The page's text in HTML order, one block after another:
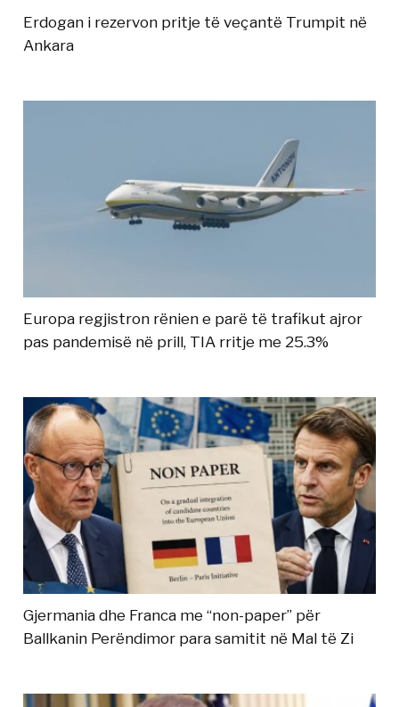
Erdogan i rezervon pritje të veçantë Trumpit në
Ankara
Europa regjistron rënien e parë të trafikut ajror
pas pandemisë në prill, TIA rritje me 25.3%
Gjermania dhe Franca me “non-paper” për
Ballkanin Perëndimor para samitit në Mal të Zi